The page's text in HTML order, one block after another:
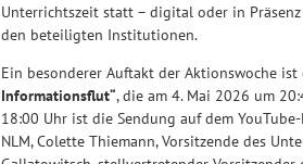
Unterrichtszeit statt – digital oder in
den beteiligten Institutionen.
Ein besonderer Auftakt der Aktionswoche ist
Informationsflut“, die am 4. Mai 2026 um
18:00 Uhr ist die Sendung auf dem
NLM, Colette Thiemann, Vorsitzende des